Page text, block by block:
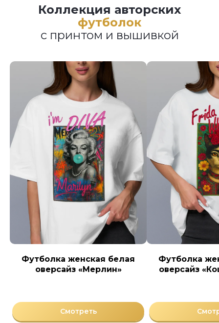
Коллекция авторских
футболок
с принтом и вышивкой
Футболка женская белая
оверсайз «Мерлин»
Смотреть
Футболка
оверсайз